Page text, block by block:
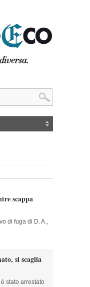
scappa
di fuga di D. A.,
si scaglia
stato arrestato